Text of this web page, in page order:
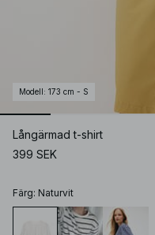
Modell : 173 cm - S
Långärmad t-shirt
399 SEK
Färg: Naturvit